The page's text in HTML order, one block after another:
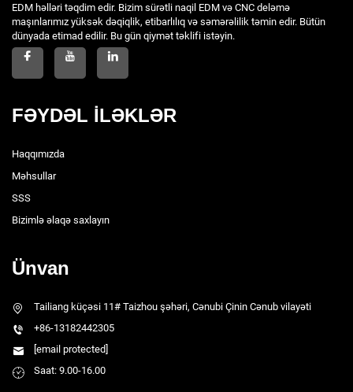
EDM həlləri təqdim edir. Bizim sürətli naqil EDM və CNC deləmə
maşınlarımız yüksək dəqiqlik, etibarlılıq və səmərəlilik təmin edir. Bütün
dünyada etimad edilir. Bu gün qiymət təklifi istəyin.
FƏYDƏL İLƏKLƏR
Haqqımızda
Məhsullar
SSS
Bizimlə əlaqə saxlayın
Ünvan
Tailiang küçəsi 11# Taizhou şəhəri, Cənubi Çinin Cənub vilayəti
+86-13182442305
[email protected]
Saat: 9.00-16.00